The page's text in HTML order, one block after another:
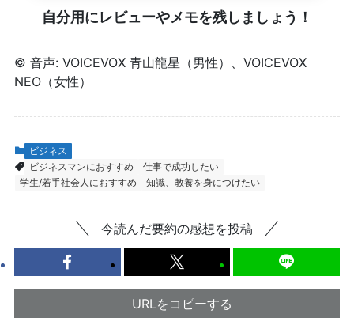
自分用にレビューやメモを残しましょう！
© 音声: VOICEVOX 青山龍星（男性）、VOICEVOX
NEO（女性）
ビジネス
ビジネスマンにおすすめ
仕事で成功したい
学生/若手社会人におすすめ
知識、教養を身につけたい
今読んだ要約の感想を投稿
URLをコピーする